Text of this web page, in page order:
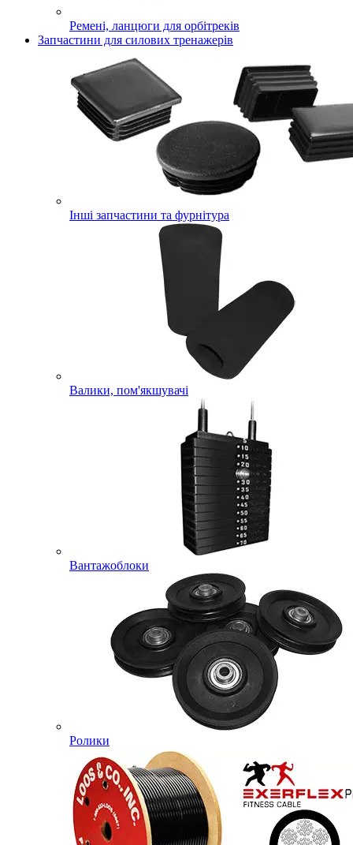
Ремені, ланцюги для орбітреків
Запчастини для силових тренажерів
Інші запчастини та фурнітура
Валики, пом'якшувачі
Вантажоблоки
Ролики